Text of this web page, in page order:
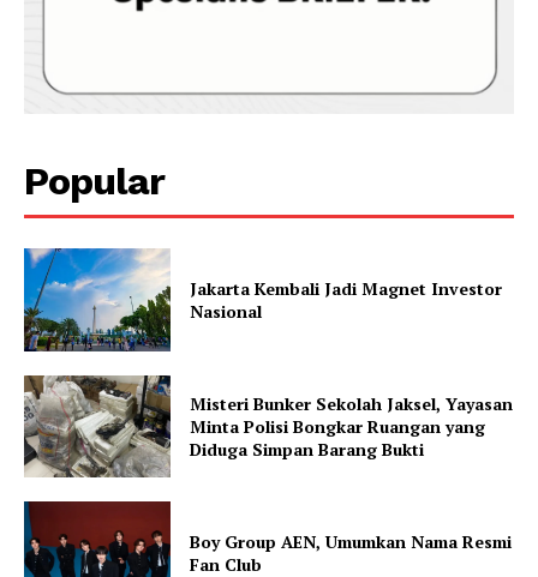
Popular
Jakarta Kembali Jadi Magnet Investor
Nasional
Misteri Bunker Sekolah Jaksel, Yayasan
Minta Polisi Bongkar Ruangan yang
Diduga Simpan Barang Bukti
Boy Group AEN, Umumkan Nama Resmi
Fan Club